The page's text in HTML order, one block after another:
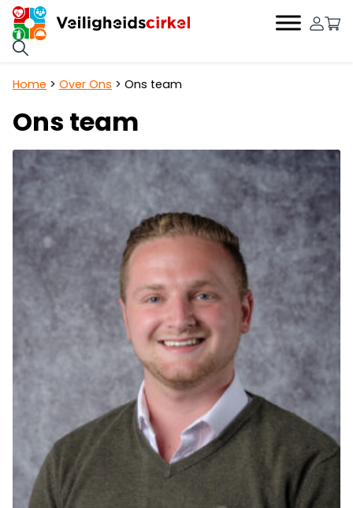
Hoofdnavigatie
Home > Over Ons > Ons team
Ons team